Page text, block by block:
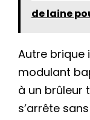
de laine
Autre brique
modulant
à un brûleur
s’arrête